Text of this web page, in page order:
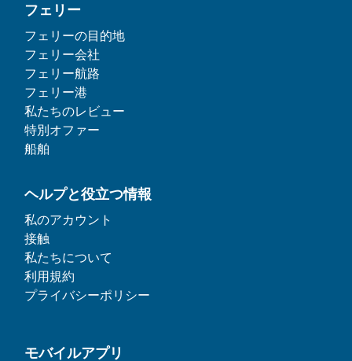
フェリー
フェリーの目的地
フェリー会社
フェリー航路
フェリー港
私たちのレビュー
特別オファー
船舶
ヘルプと役立つ情報
私のアカウント
接触
私たちについて
利用規約
プライバシーポリシー
モバイルアプリ